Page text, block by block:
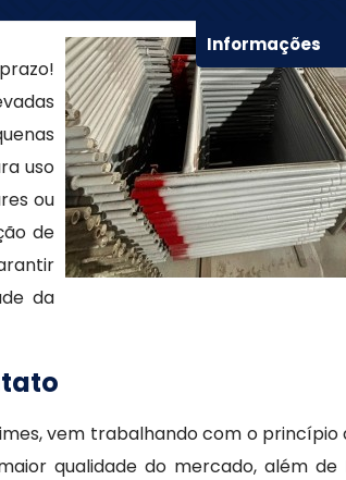
uso
ou
de
da
vem trabalhando com o
qualidade do mercado, além de
Informações